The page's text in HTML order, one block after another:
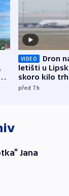
VIDEO
Dron
letišti u
skoro kilo
indicie
před 7h
Jana